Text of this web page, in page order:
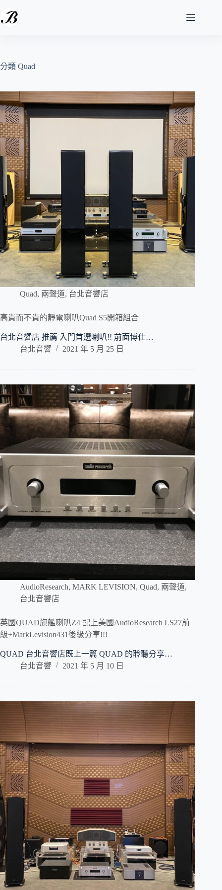
至
容
分類 Quad
Quad, 兩聲道, 台北音響店
高貴而不貴的靜電喇叭Quad S5開箱組合
台北音響店 推薦 入門首選喇叭!! 前面博仕…
台北音響
2021 年 5 月 25 日
AudioResearch, MARK LEVISION, Quad, 兩聲道,
台北音響店
英國QUAD旗艦喇叭Z4 配上美國AudioResearch LS27前
級+MarkLevision431後級分享!!!
QUAD 台北音響店既上一篇 QUAD 的聆聽分享…
台北音響
2021 年 5 月 10 日